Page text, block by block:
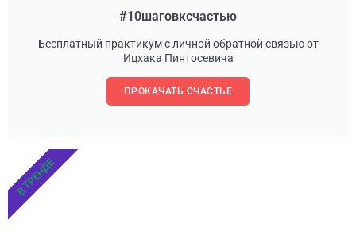
#10шаговксчастью
Бесплатный практикум с личной обратной связью от
Ицхака Пинтосевича
ПРОКАЧАТЬ СЧАСТЬЕ
В ТРЕНДЕ